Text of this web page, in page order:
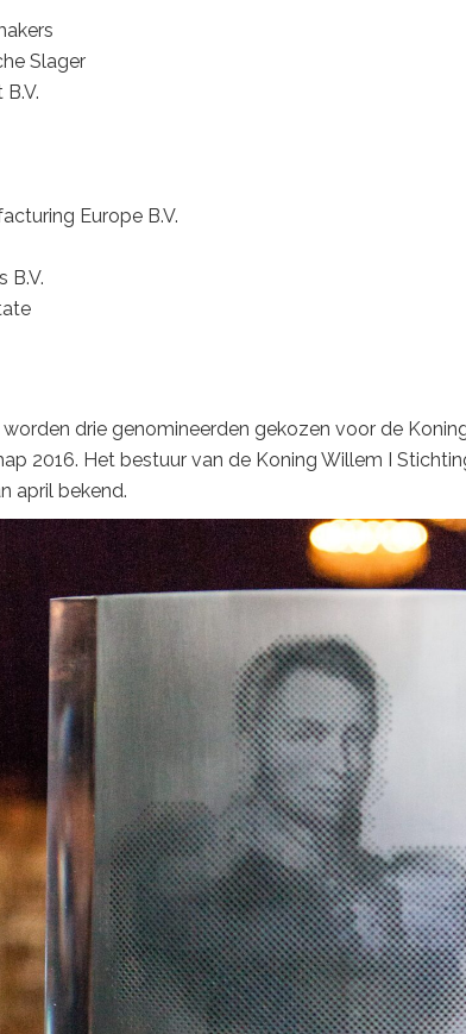
Slager
Europe B.V.
B.V.
worden drie genomineerden gekozen voor de
2016. Het bestuur van de Koning Willem I
april bekend.